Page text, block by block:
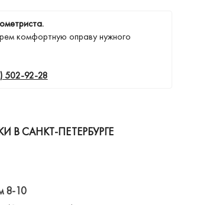
комфортную оправу нужного
502-92-28
САНКТ-ПЕТЕРБУРГЕ
8-10